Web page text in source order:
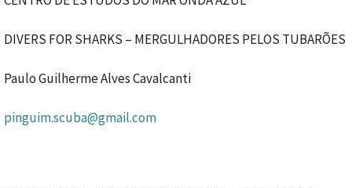
DIVERS FOR SHARKS – MERGULHADORES PELOS TUBARÕES
Paulo Guilherme Alves Cavalcanti
pinguim.scuba@gmail.com